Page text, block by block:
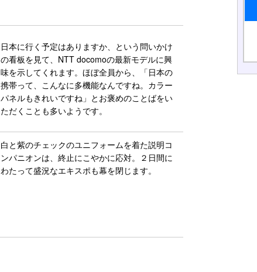
日本に行く予定はありますか、という問いかけ
の看板を見て、NTT docomoの最新モデルに興
味を示してくれます。ほぼ全員から、「日本の
携帯って、こんなに多機能なんですね。カラー
パネルもきれいですね」とお褒めのことばをい
ただくことも多いようです。
白と紫のチェックのユニフォームを着た説明コ
ンパニオンは、終止にこやかに応対。２日間に
わたって盛況なエキスポも幕を閉じます。